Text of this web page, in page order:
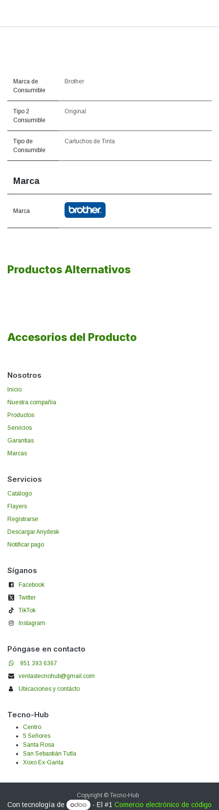
Marca de
Consumible
Brother
Tipo 2
Consumible
Original
Tipo de
Consumible
Cartuchos de Tinta
Marca
Marca
Productos Alternativos
Accesorios del Producto
Nosotros
Inicio
Nuestra compañía
Productos
Servicios
Garantías
Marcas
Servicios
Catálogo
Flayers
Registrarse
Descargar Anydesk
Notificar pago
Síganos
Facebook
Twitter
TikTok
Instagram
Póngase en contacto
951 393 6367
ventastecnohub@gmail.com
Ubicaciones y contácto
Tecno-Hub
Centro
5 Señores
Santa Rosa
San Sebastián Tutla
Xoxo Ex-Garita
Copyright © Tecno-Hub
Con tecnología de - El #1 Comercio electrónico de código